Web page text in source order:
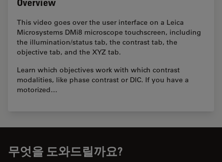
Overview
This video goes over the user interface on a Leica
Microsystems DMi8 microscope touchscreen, including
the illumination/status tab, the contrast tab, the
objective tab, and the XYZ tab.
Learn which objectives work with which contrast
modalities, like phase contrast or DIC. If you have a
motorized…
무엇을 도와드릴까요?